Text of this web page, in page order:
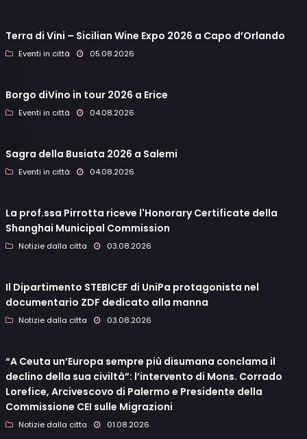
Terra di Vini – Sicilian Wine Expo 2026 a Capo d’Orlando
Eventi in città 05.08.2026
Borgo diVino in tour 2026 a Erice
Eventi in città 04.08.2026
Sagra della Busiata 2026 a Salemi
Eventi in città 04.08.2026
La prof.ssa Pirrotta riceve l'Honorary Certificate della
Shanghai Municipal Commission
Notizie dalla citta 03.08.2026
Il Dipartimento STEBICEF di UniPa protagonista nel
documentario ZDF dedicato alla manna
Notizie dalla citta 03.08.2026
“A Ceuta un’Europa sempre più disumana conclama il
declino della sua civiltà”: l’intervento di Mons. Corrado
Lorefice, Arcivescovo di Palermo e Presidente della
Commissione CEI sulle Migrazioni
Notizie dalla citta 01.08.2026